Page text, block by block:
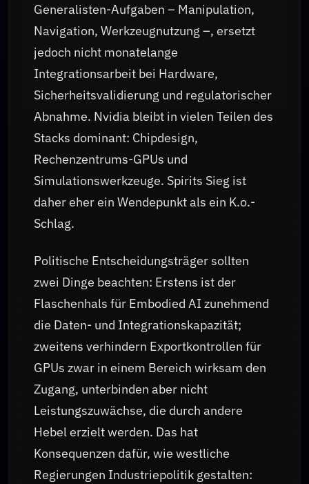
Generalisten-Aufgaben – Manipulation,
Navigation, Werkzeugnutzung –, ersetzt
jedoch nicht monatelange
Integrationsarbeit bei Hardware,
Sicherheitsvalidierung und regulatorischer
Abnahme. Nvidia bleibt in vielen Teilen des
Stacks dominant: Chipdesign,
Rechenzentrums-GPUs und
Simulationswerkzeuge. Spirits Sieg ist
daher eher ein Wendepunkt als ein K.o.-
Schlag.
Politische Entscheidungsträger sollten
zwei Dinge beachten: Erstens ist der
Flaschenhals für Embodied AI zunehmend
die Daten- und Integrationskapazität;
zweitens verhindern Exportkontrollen für
GPUs zwar in einem Bereich wirksam den
Zugang, unterbinden aber nicht
Leistungszuwächse, die durch andere
Hebel erzielt werden. Das hat
Konsequenzen dafür, wie westliche
Regierungen Industriepolitik gestalten: